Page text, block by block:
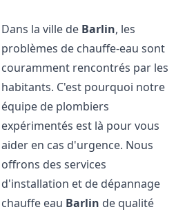
Dans la ville de Barlin, les
problèmes de chauffe-eau sont
couramment rencontrés par les
habitants. C'est pourquoi notre
équipe de plombiers
expérimentés est là pour vous
aider en cas d'urgence. Nous
offrons des services
d'installation et de dépannage
chauffe eau Barlin de qualité